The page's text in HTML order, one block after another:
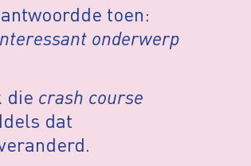
toen:
onderwerp
die crash course
dat